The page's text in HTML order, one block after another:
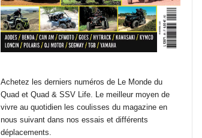
Achetez les derniers numéros de Le Monde du
Quad et Quad & SSV Life. Le meilleur moyen de
vivre au quotidien les coulisses du magazine en
nous suivant dans nos essais et différents
déplacements.